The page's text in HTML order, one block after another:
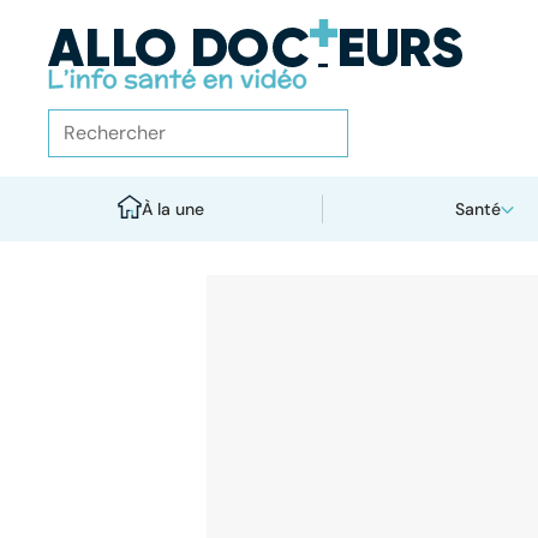
À la une Santé